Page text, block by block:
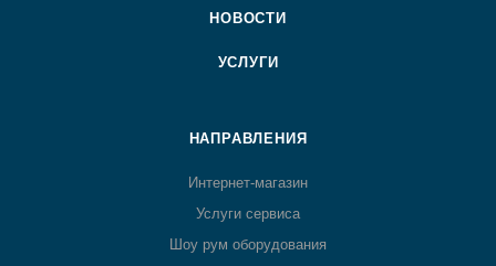
НОВОСТИ
УСЛУГИ
НАПРАВЛЕНИЯ
Интернет-магазин
Услуги сервиса
Шоу рум оборудования